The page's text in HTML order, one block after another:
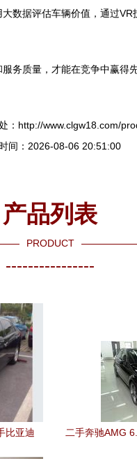
数据评估车辆价值，通过
务质量，才能在竞争中赢得
：http://www.clgw18.com/
间：2026-08-06 20:51:00
产品列表
PRODUCT
----------------
比亚迪
二手奔驰AMG